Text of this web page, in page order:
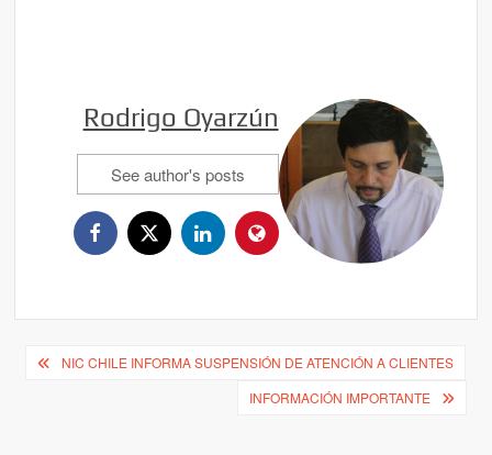
Rodrigo Oyarzún
See author's posts
Navegación
NIC CHILE INFORMA SUSPENSIÓN DE ATENCIÓN A CLIENTES
INFORMACIÓN IMPORTANTE